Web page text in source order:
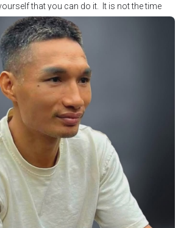
that you can do it. It is not the time
if you are on the world stage for a world
that everyone is watching.
but its not okay to hesitate. When you
and clear.
you. It's about ensuring the safety and the
who put their lives in the ring. At the end,
during the Referee training seminar
do it for the love and respect of the